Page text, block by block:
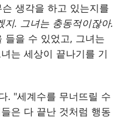
생각을 하고 있는지를
지. 그녀는 충동적이잖아.
들을 수 있었고, 그녀는
는 세상이 끝나기를 기
. "세계수를 무너뜨릴 수
은 다 끝난 것처럼 행동